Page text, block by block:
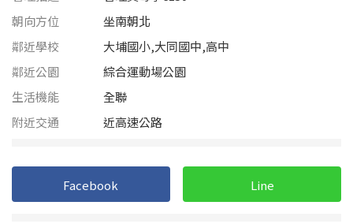
嘉義縣
台南市
澎湖縣
台東縣
60~70 坪 70~80 坪
80坪以上
~
朝向方位
坐南朝北
鄰近學校
大埔國小,大同國中,高中
鄰近公園
綜合運動場公園
生活機能
全聯
附近交通
近高速公路
Facebook Line